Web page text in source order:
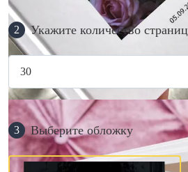
2 Укажите количество страниц
3 Выберите обложку